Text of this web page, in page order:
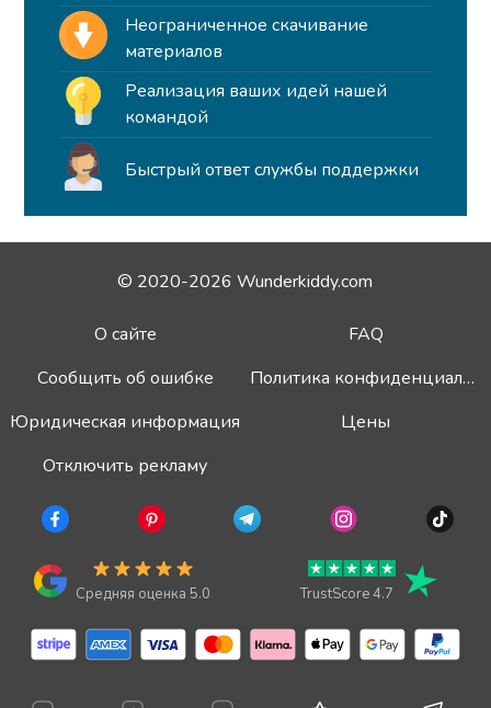
Неограниченное скачивание
материалов
Реализация ваших идей нашей
командой
Быстрый ответ службы поддержки
© 2020-2026 Wunderkiddy.com
О сайте
FAQ
Сообщить об ошибке
Политика конфиденциальности
Юридическая информация
Цены
Отключить рекламу
Средняя оценка 5.0 TrustScore 4.7